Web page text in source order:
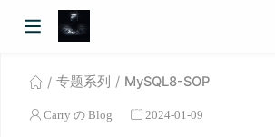
专题系列 MySQL8-SOP
Carry の Blog 2024-01-09